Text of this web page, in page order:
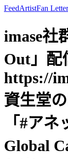
FeedArtistFan Letter
imase社
Out」配
https://
資生堂
「#ア
Global